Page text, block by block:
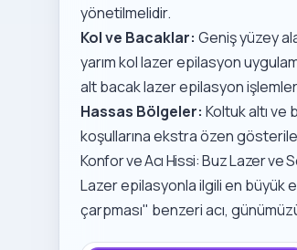
yönetilmelidir.
Kol ve Bacaklar: Geniş yüzey
yarım kol lazer epilasyon
alt bacak lazer epilasyon
Hassas Bölgeler: Koltuk altı ve
koşullarına ekstra özen
Konfor ve Acı Hissi: Buz Lazer ve
Lazer epilasyonla ilgili en büyük
çarpması" benzeri acı,